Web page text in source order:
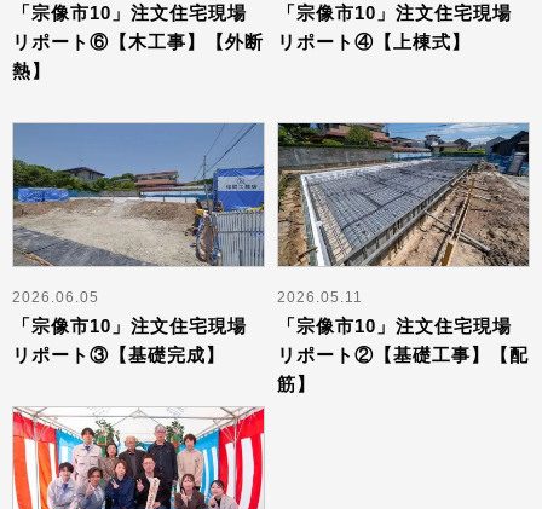
「宗像市10」注文住宅現場
リポート⑥【木工事】【外断
熱】
「宗像市10」注文住宅現場
リポート④【上棟式】
2026.06.05
「宗像市10」注文住宅現場
リポート③【基礎完成】
2026.05.11
「宗像市10」注文住宅現場
リポート②【基礎工事】【配
筋】